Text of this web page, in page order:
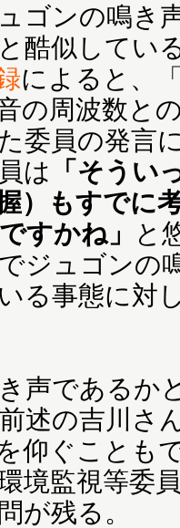
ゴンの鳴き
酷似してい
によると、
の周波数と
委員の発言
は 「そうい
）もすでに
すかね」
と
ジュゴンの
る事態に対
声であるか
述の吉川さ
仰ぐことも
境監視等委
が残る。